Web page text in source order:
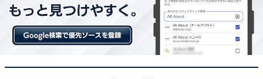
『tick, tick…BOOM!』